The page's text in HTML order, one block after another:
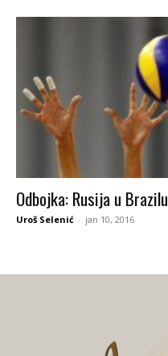
Odbojka: Rusija u Brazilu
Uroš Selenić - jan 10, 2016